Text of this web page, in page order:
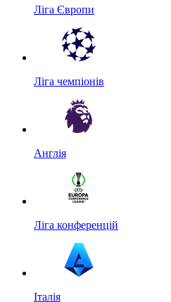
Ліга Європи
Ліга чемпіонів
Англія
Ліга конференцій
Італія